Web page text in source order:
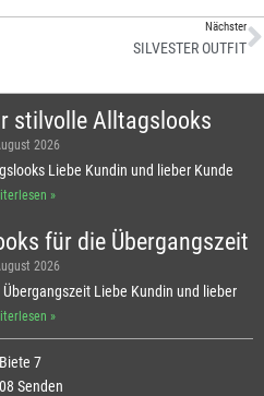
Nächster
SILVESTER OUTFIT
stilvolle Alltagslooks
2026
Liebe Kundin und lieber Kunde
»
für die Übergangszeit
2026
Liebe Kundin und lieber
»
Biete 7
Senden